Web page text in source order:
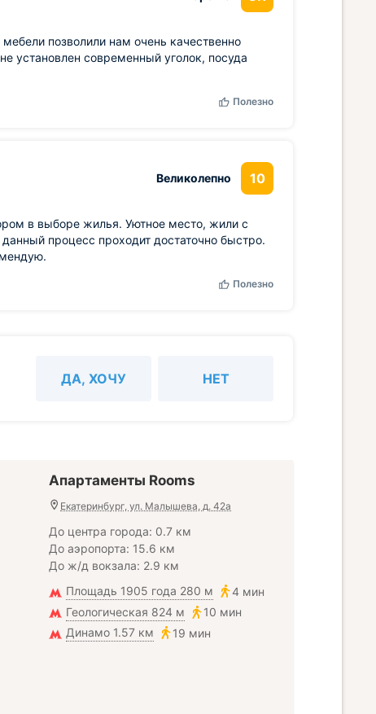
позволили нам очень качественно
установлен современный уголок, посуда
Полезно
Великолепно 10
в выборе жилья. Уютное место, жили с
процесс проходит достаточно быстро.
Полезно
ДА, ХОЧУ НЕТ
Апартаменты Rooms
Екатеринбург, ул. Малышева, д. 42а
До центра города: 0.7 км
До аэропорта: 15.6 км
До ж/д вокзала: 2.9 км
Площадь 1905 года 280 м
4 мин
Геологическая 824 м
10 мин
Динамо 1.57 км
19 мин